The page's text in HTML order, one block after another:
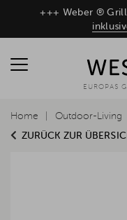
+++ Weber ®
EUROPAS
ZURÜCK ZUR
Home Outdoor-Living